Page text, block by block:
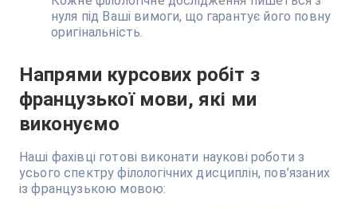
нуля під Ваші вимоги, що гарантує його повну
оригінальність.
Напрями курсових робіт з
французької мови, які ми
виконуємо
Наші фахівці готові виконати наукові роботи з
усього спектру філологічних дисциплін, пов’язаних
із французькою мовою: